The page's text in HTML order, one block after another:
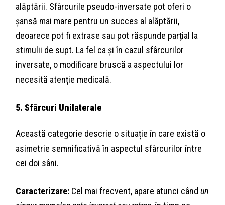
alăptării. Sfârcurile pseudo-inversate pot oferi o
șansă mai mare pentru un succes al alăptării,
deoarece pot fi extrase sau pot răspunde parțial la
stimulii de supt. La fel ca și în cazul sfârcurilor
inversate, o modificare bruscă a aspectului lor
necesită atenție medicală.
5. Sfârcuri Unilaterale
Această categorie descrie o situație în care există o
asimetrie semnificativă în aspectul sfârcurilor între
cei doi sâni.
Caracterizare: Cel mai frecvent, apare atunci cândun